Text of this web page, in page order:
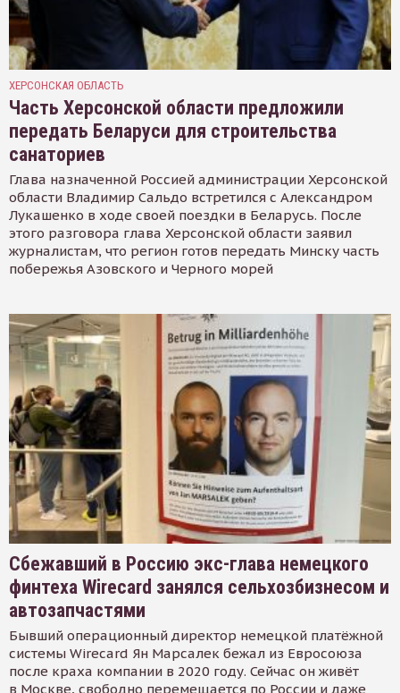
ХЕРСОНСКАЯ ОБЛАСТЬ
Часть Херсонской области предложили
передать Беларуси для строительства
санаториев
Глава назначенной Россией администрации Херсонской
области Владимир Сальдо встретился с Александром
Лукашенко в ходе своей поездки в Беларусь. После
этого разговора глава Херсонской области заявил
журналистам, что регион готов передать Минску часть
побережья Азовского и Черного морей
Сбежавший в Россию экс-глава немецкого
финтеха Wirecard занялся сельхозбизнесом и
автозапчастями
Бывший операционный директор немецкой платёжной
системы Wirecard Ян Марсалек бежал из Евросоюза
после краха компании в 2020 году. Сейчас он живёт
в Москве, свободно перемещается по России и даже